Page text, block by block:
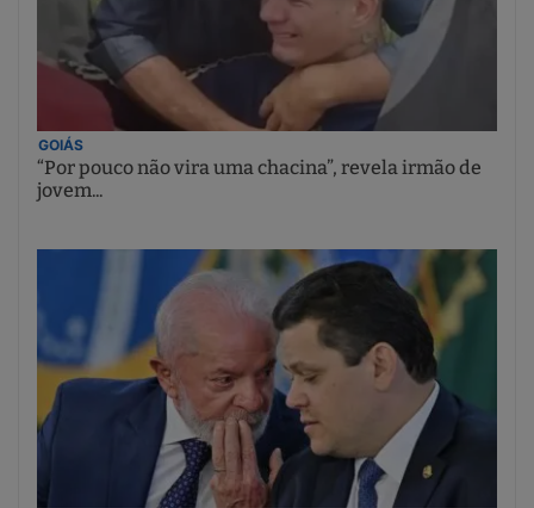
GOIÁS
“Por pouco não vira uma chacina”, revela irmão de
jovem...